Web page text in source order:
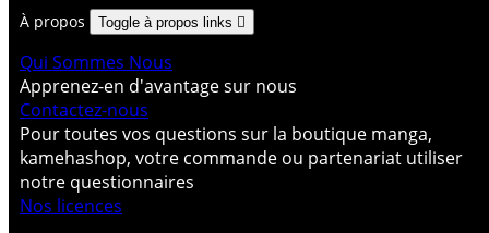
À propos Toggle à propos links 
Qui Sommes Nous
Apprenez-en d'avantage sur nous
Contactez-nous
Pour toutes vos questions sur la boutique manga,
kamehashop, votre commande ou partenariat utiliser
notre questionnaires
Nos licences